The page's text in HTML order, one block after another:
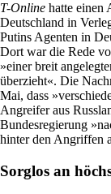
T-Online hatte einen
Deutschland in
Putins Agenten in
Dort war die Rede
»einer breit
überzieht«. Die
Mai, dass
Angreifer aus
Bundesregierung
hinter den Angriffen
Sorglos an